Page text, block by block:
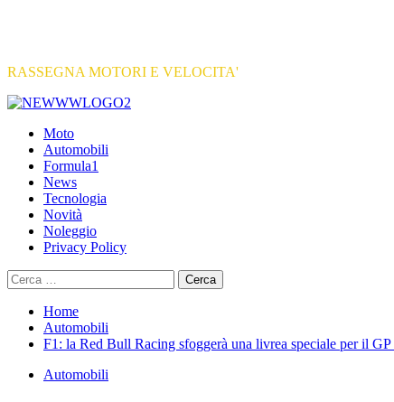
RASSEGNA MOTORI E VELOCITA'
Primary
Moto
Automobili
Formula1
News
Tecnologia
Novità
Noleggio
Privacy Policy
Ricerca
per:
Home
Automobili
F1: la Red Bull Racing sfoggerà una livrea speciale per il
Automobili